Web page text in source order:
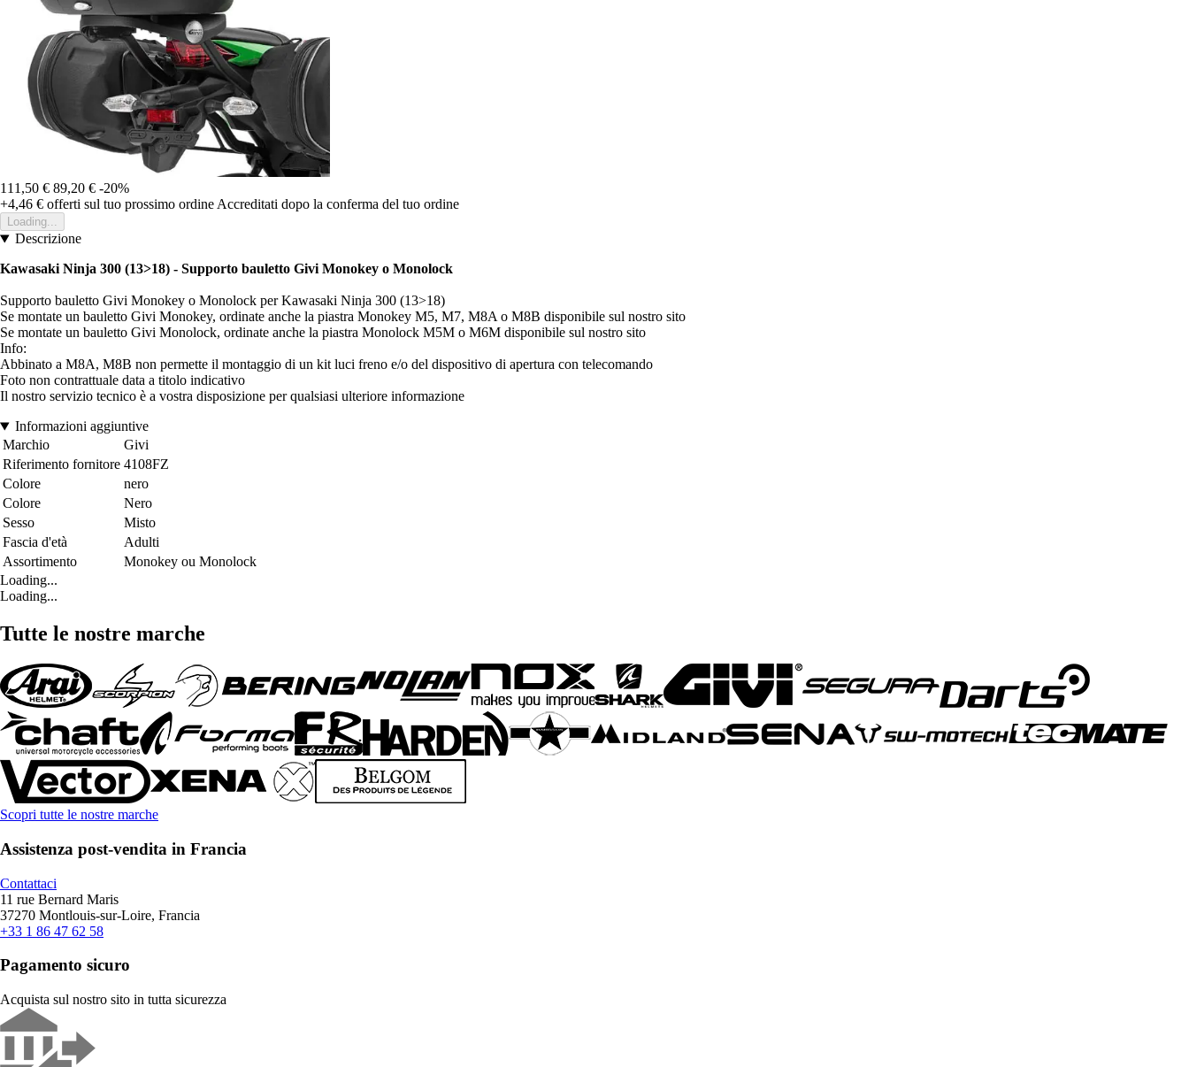
111,50 € 89,20 € -20%
+4,46 € offerti sul tuo prossimo ordine Accreditati dopo la conferma del tuo ordine
Loading...
Descrizione
Kawasaki Ninja 300 (13>18) - Supporto bauletto Givi Monokey o Monolock
Supporto bauletto Givi Monokey o Monolock per Kawasaki Ninja 300 (13>18)
Se montate un bauletto Givi Monokey, ordinate anche la piastra Monokey M5, M7, M8A o M8B disponibile sul nostro sito
Se montate un bauletto Givi Monolock, ordinate anche la piastra Monolock M5M o M6M disponibile sul nostro sito
Info:
Abbinato a M8A, M8B non permette il montaggio di un kit luci freno e/o del dispositivo di apertura con telecomando
Foto non contrattuale data a titolo indicativo
Il nostro servizio tecnico è a vostra disposizione per qualsiasi ulteriore informazione
Informazioni aggiuntive
Marchio
Givi
Riferimento fornitore 4108FZ
Colore
nero
Colore
Nero
Sesso
Misto
Fascia d'età
Adulti
Assortimento
Monokey ou Monolock
Loading...
Loading...
Tutte le nostre marche
Scopri tutte le nostre marche
Assistenza post-vendita in Francia
Contattaci
11 rue Bernard Maris
37270 Montlouis-sur-Loire, Francia
+33 1 86 47 62 58
Pagamento sicuro
Acquista sul nostro sito in tutta sicurezza